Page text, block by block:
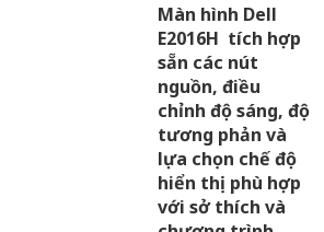
Màn hình Dell
E2016H tích hợp
sẵn các nút
nguồn, điều
chỉnh độ sáng, độ
tương phản và
lựa chọn chế độ
hiển thị phù hợp
với sở thích và